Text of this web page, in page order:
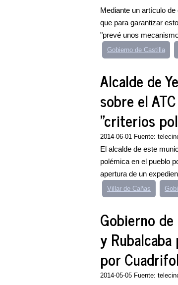
Mediante un artículo
que para garantizar
"prevé unos
Gobierno de Castilla
Alcalde de
sobre el
"criterios
2014-06-01 Fuente:
El alcalde de este
polémica en el pueblo
apertura de un
Villar de Cañas
Gobierno
y
por
2014-05-05 Fuente: